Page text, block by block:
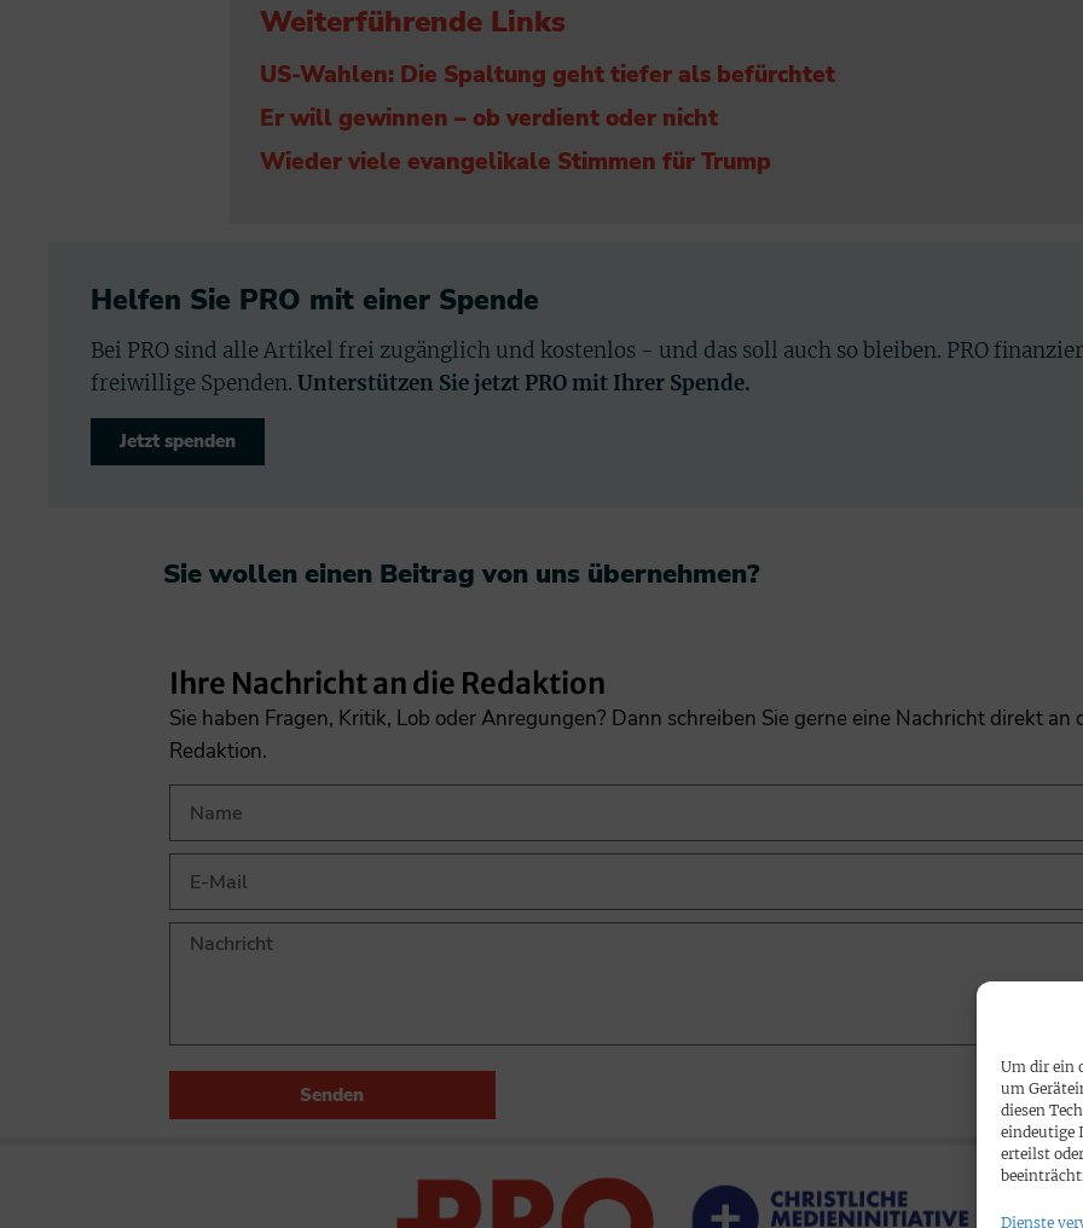
Um dir ein
um
diesen
eindeutige
erteilst
Dienste
Weiterführende Links
US-Wahlen: Die Spaltung geht tiefer als befürchtet
Er will gewinnen – ob verdient oder nicht
Wieder viele evangelikale Stimmen für Trump
Helfen Sie PRO mit einer Spende
Bei PRO sind alle Artikel frei zugänglich und kostenlos - und das soll auch so bleiben. PRO
freiwillige Spenden. Unterstützen Sie jetzt PRO mit Ihrer Spende.
Jetzt spenden
Sie wollen einen Beitrag von uns übernehmen?​
Ihre Nachricht an die Redaktion
Sie haben Fragen, Kritik, Lob oder Anregungen? Dann schreiben Sie gerne eine Nachricht direkt an
Redaktion.
Senden